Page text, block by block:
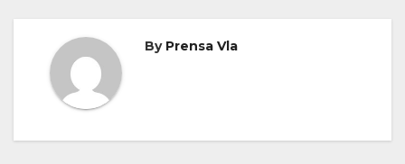
By Prensa Vla